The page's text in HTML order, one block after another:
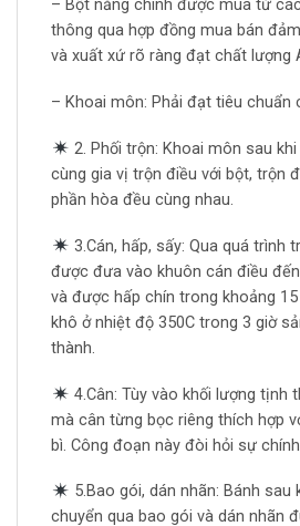
– Bột năng chính được mua từ
thông qua hợp đồng mua bán
và xuất xứ rõ ràng đạt chất lượng
– Khoai môn: Phải đạt tiêu chuẩn
2. Phối trộn: Khoai môn sau
cùng gia vị trộn điều với bột, trộn
phần hòa đều cùng nhau.
3.Cán, hấp, sấy: Qua quá trình
được đưa vào khuôn cán điều
và được hấp chín trong khoảng
khô ở nhiệt độ 350C trong 3 giờ
thành.
4.Cân: Tùy vào khối lượng tịnh
mà cân từng bọc riêng thích hợp
bì. Công đoạn này đòi hỏi sự
5.Bao gói, dán nhãn: Bánh
chuyển qua bao gói và dán nhãn